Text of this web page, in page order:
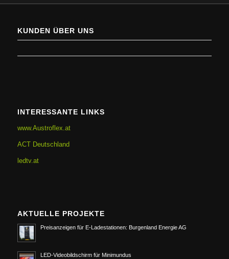
KUNDEN ÜBER UNS
INTERESSANTE LINKS
www.Austroflex.at
ACT Deutschland
ledtv.at
AKTUELLE PROJEKTE
Preisanzeigen für E-Ladestationen: Burgenland Energie AG
LED-Videobildschirm für Minimundus